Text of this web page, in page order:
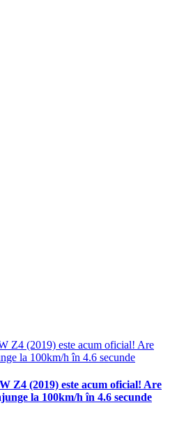
Z4 (2019) este acum oficial! Are
la 100km/h în 4.6 secunde